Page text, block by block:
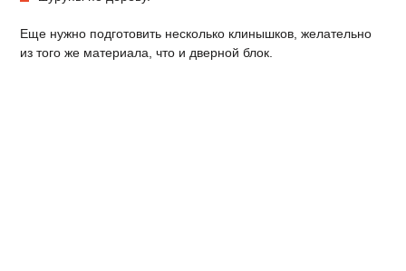
Еще нужно подготовить несколько клинышков, желательно
из того же материала, что и дверной блок.